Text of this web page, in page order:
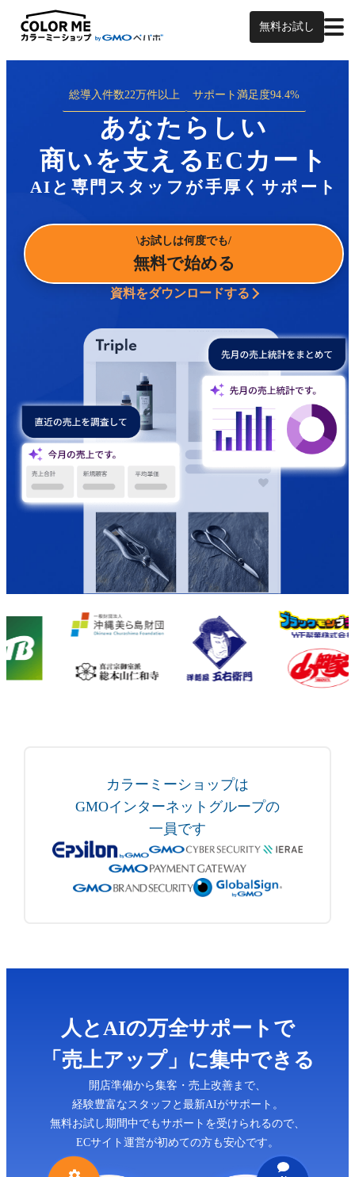
無料お試し
総導入件数22万件以上 サポート満足度94.4%
あなたらしい
商いを支えるECカート
AIと専門スタッフが手厚くサポート
お試しは何度でも
無料で始める
資料をダウンロードする
カラーミーショップは
GMOインターネットグループの
一員です
人とAIの万全サポートで
「売上アップ」に集中できる
開店準備から集客・売上改善まで、
経験豊富なスタッフと最新AIがサポート。
無料お試し期間中でもサポートを受けられるので、
ECサイト運営が初めての方も安心です。